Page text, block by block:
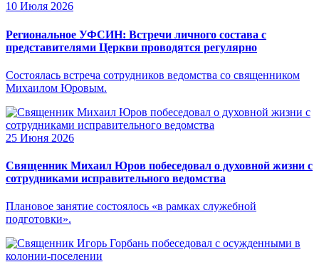
10 Июля 2026
Региональное УФСИН: Встречи личного состава с
представителями Церкви проводятся регулярно
Состоялась встреча сотрудников ведомства со священником
Михаилом Юровым.
25 Июня 2026
Священник Михаил Юров побеседовал о духовной жизни с
сотрудниками исправительного ведомства
Плановое занятие состоялось «в рамках служебной
подготовки».